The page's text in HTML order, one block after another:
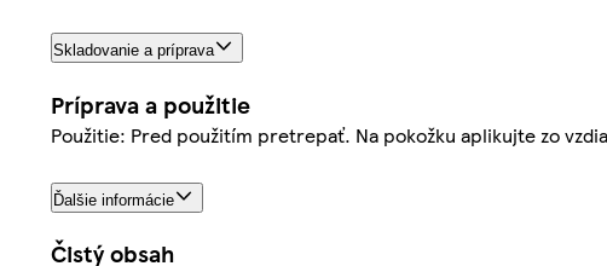
Skladovanie a príprava
Príprava a použitie
Použitie: Pred použitím pretrepať. Na pokožku aplikujte zo
Ďalšie informácie
Čistý obsah